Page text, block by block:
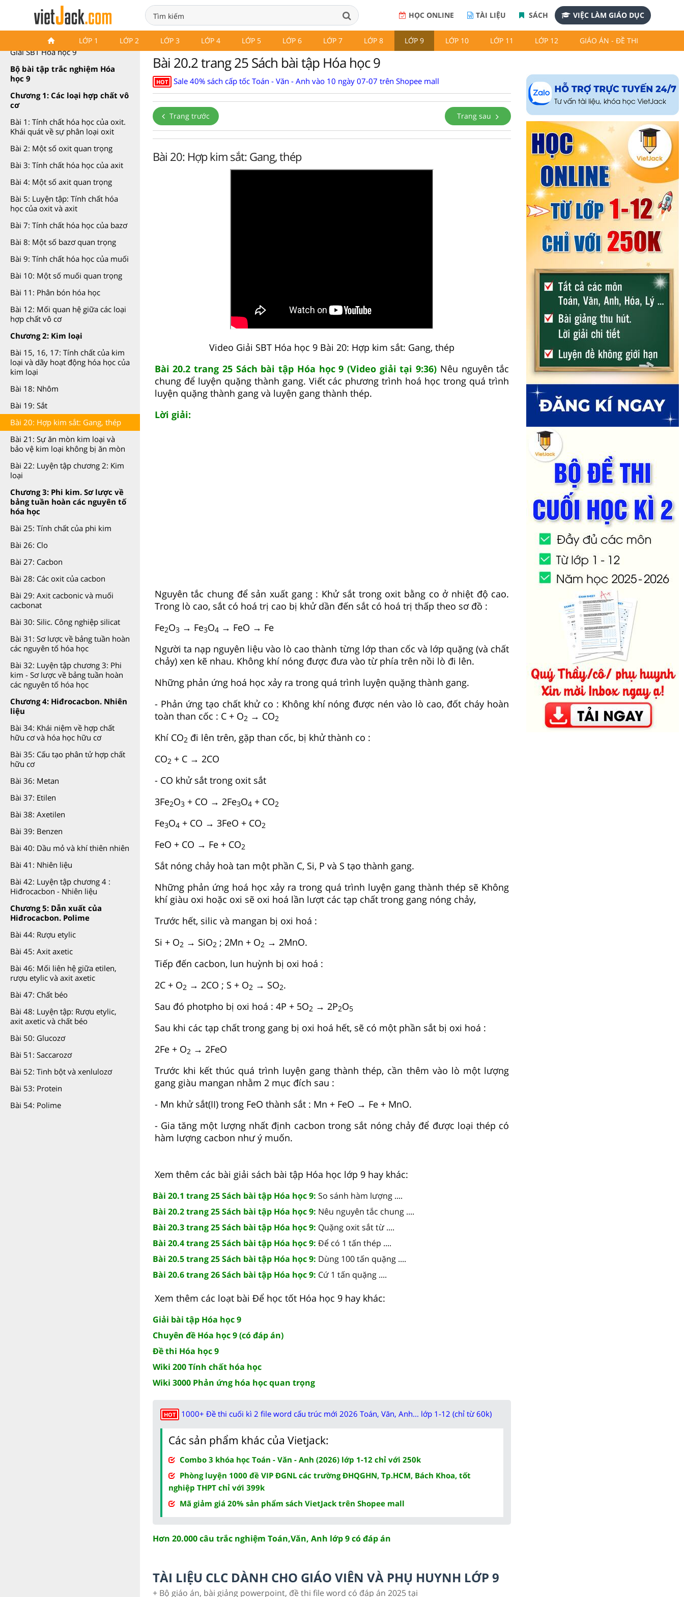
HỌC ONLINE TÀI LIỆU SÁCH VIỆC LÀM GIÁO DỤC
LỚP 1 LỚP 2 LỚP 3 LỚP 4 LỚP 5 LỚP 6 LỚP 7 LỚP 8 LỚP 9 LỚP 10 LỚP 11 LỚP 12 GIÁO ÁN - ĐỀ THI
Giải sách bài tập Hóa học 9
Giải SBT Hóa học 9
Bộ bài tập trắc nghiệm Hóa
học 9
Chương 1: Các loại hợp chất vô
cơ
Bài 1: Tính chất hóa học của oxit.
Khái quát về sự phân loại oxit
Bài 2: Một số oxit quan trọng
Bài 3: Tính chất hóa học của axit
Bài 4: Một số axit quan trọng
Bài 5: Luyện tập: Tính chất hóa
học của oxit và axit
Bài 7: Tính chất hóa học của bazơ
Bài 8: Một số bazơ quan trọng
Bài 9: Tính chất hóa học của muối
Bài 10: Một số muối quan trọng
Bài 11: Phân bón hóa học
Bài 12: Mối quan hệ giữa các loại
hợp chất vô cơ
Chương 2: Kim loại
Bài 15, 16, 17: Tính chất của kim
loại và dãy hoạt động hóa học của
kim loại
Bài 18: Nhôm
Bài 19: Sắt
Bài 20: Hợp kim sắt: Gang, thép
Bài 21: Sự ăn mòn kim loại và
bảo vệ kim loại không bị ăn mòn
Bài 22: Luyện tập chương 2: Kim
loại
Chương 3: Phi kim. Sơ lược về
bảng tuần hoàn các nguyên tố
hóa học
Bài 25: Tính chất của phi kim
Bài 26: Clo
Bài 27: Cacbon
Bài 28: Các oxit của cacbon
Bài 29: Axit cacbonic và muối
cacbonat
Bài 30: Silic. Công nghiệp silicat
Bài 31: Sơ lược về bảng tuần hoàn
các nguyên tố hóa học
Bài 32: Luyện tập chương 3: Phi
kim - Sơ lược về bảng tuần hoàn
các nguyên tố hóa học
Chương 4: Hiđrocacbon. Nhiên
liệu
Bài 34: Khái niệm về hợp chất
hữu cơ và hóa học hữu cơ
Bài 35: Cấu tạo phân tử hợp chất
hữu cơ
Bài 36: Metan
Bài 37: Etilen
Bài 38: Axetilen
Bài 39: Benzen
Bài 40: Dầu mỏ và khí thiên nhiên
Bài 41: Nhiên liệu
Bài 42: Luyện tập chương 4 :
Hiđrocacbon - Nhiên liệu
Chương 5: Dẫn xuất của
Hiđrocacbon. Polime
Bài 44: Rượu etylic
Bài 45: Axit axetic
Bài 46: Mối liên hệ giữa etilen,
rượu etylic và axit axetic
Bài 47: Chất béo
Bài 48: Luyện tập: Rượu etylic,
axit axetic và chất béo
Bài 50: Glucozơ
Bài 51: Saccarozơ
Bài 52: Tinh bột và xenlulozơ
Bài 53: Protein
Bài 54: Polime
Bài 20.2 trang 25 Sách bài tập Hóa học 9
HOT Sale 40% sách cấp tốc Toán - Văn - Anh vào 10 ngày 07-07 trên Shopee mall
Trang trước Trang sau
Bài 20: Hợp kim sắt: Gang, thép
Video Giải SBT Hóa học 9 Bài 20: Hợp kim sắt: Gang, thép
Bài 20.2 trang 25 Sách bài tập Hóa học 9 (Video giải tại 9:36) Nêu nguyên tắc
chung để luyện quặng thành gang. Viết các phương trình hoá học trong quá trình
luyện quặng thành gang và luyện gang thành thép.
Lời giải:
Nguyên tắc chung để sản xuất gang : Khử sắt trong oxit bằng co ở nhiệt độ cao.
Trong lò cao, sắt có hoá trị cao bị khử dần đến sắt có hoá trị thấp theo sơ đồ :
Fe2O3 → Fe3O4 → FeO → Fe
Người ta nạp nguyên liệu vào lò cao thành từng lớp than cốc và lớp quặng (và chất
chảy) xen kẽ nhau. Không khí nóng được đưa vào từ phía trên nồi lò đi lên.
Những phản ứng hoá học xảy ra trong quá trình luyện quặng thành gang.
- Phản ứng tạo chất khử co : Không khí nóng được nén vào lò cao, đốt cháy hoàn
toàn than cốc : C + O2 → CO2
Khí CO2 đi lên trên, gặp than cốc, bị khử thành co :
CO2 + C → 2CO
- CO khử sắt trong oxit sắt
3Fe2O3 + CO → 2Fe3O4 + CO2
Fe3O4 + CO → 3FeO + CO2
FeO + CO → Fe + CO2
Sắt nóng chảy hoà tan một phần C, Si, P và S tạo thành gang.
Những phản ứng hoá học xảy ra trong quá trình luyện gang thành thép sẽ Không
khí giàu oxi hoặc oxi sẽ oxi hoá lần lượt các tạp chất trong gang nóng chảy,
Trước hết, silic và mangan bị oxi hoá :
Si + O2 → SiO2 ; 2Mn + O2 → 2MnO.
Tiếp đến cacbon, lun huỳnh bị oxi hoá :
2C + O2 → 2CO ; S + O2 → SO2.
Sau đó photpho bị oxi hoá : 4P + 5O2 → 2P2O5
Sau khi các tạp chất trong gang bị oxi hoá hết, sẽ có một phần sắt bị oxi hoá :
2Fe + O2 → 2FeO
Trước khi kết thúc quá trình luyện gang thành thép, cần thêm vào lò một lượng
gang giàu mangan nhằm 2 mục đích sau :
- Mn khử sắt(II) trong FeO thành sắt : Mn + FeO → Fe + MnO.
- Gia tăng một lượng nhất định cacbon trong sắt nóng chảy để được loại thép có
hàm lượng cacbon như ý muốn.
Xem thêm các bài giải sách bài tập Hóa học lớp 9 hay khác:
Bài 20.1 trang 25 Sách bài tập Hóa học 9: So sánh hàm lượng ....
Bài 20.2 trang 25 Sách bài tập Hóa học 9: Nêu nguyên tắc chung ....
Bài 20.3 trang 25 Sách bài tập Hóa học 9: Quặng oxit sắt từ ....
Bài 20.4 trang 25 Sách bài tập Hóa học 9: Để có 1 tấn thép ....
Bài 20.5 trang 25 Sách bài tập Hóa học 9: Dùng 100 tấn quặng ....
Bài 20.6 trang 26 Sách bài tập Hóa học 9: Cứ 1 tấn quặng ....
Xem thêm các loạt bài Để học tốt Hóa học 9 hay khác:
Giải bài tập Hóa học 9
Chuyên đề Hóa học 9 (có đáp án)
Đề thi Hóa học 9
Wiki 200 Tính chất hóa học
Wiki 3000 Phản ứng hóa học quan trọng
HOT 1000+ Đề thi cuối kì 2 file word cấu trúc mới 2026 Toán, Văn, Anh... lớp 1-12 (chỉ từ 60k)
Các sản phẩm khác của Vietjack:
Combo 3 khóa học Toán - Văn - Anh (2026) lớp 1-12 chỉ với 250k
Phòng luyện 1000 đề VIP ĐGNL các trường ĐHQGHN, Tp.HCM, Bách Khoa, tốt
nghiệp THPT chỉ với 399k
Mã giảm giá 20% sản phẩm sách VietJack trên Shopee mall
Hơn 20.000 câu trắc nghiệm Toán,Văn, Anh lớp 9 có đáp án
TÀI LIỆU CLC DÀNH CHO GIÁO VIÊN VÀ PHỤ HUYNH LỚP 9
+ Bộ giáo án, bài giảng powerpoint, đề thi file word có đáp án 2025 tại